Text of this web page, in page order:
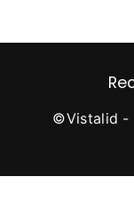
©Vistalid -